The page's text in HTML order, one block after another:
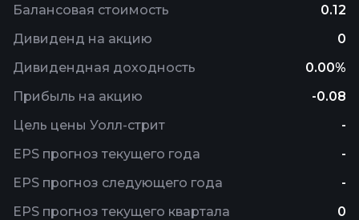
Балансовая стоимость
0.12
Дивиденд на акцию
0
Дивидендная доходность
0.00%
Прибыль на акцию
-0.08
Цель цены Уолл-стрит
-
EPS прогноз текущего года
-
EPS прогноз следующего года
-
EPS прогноз текущего квартала
0